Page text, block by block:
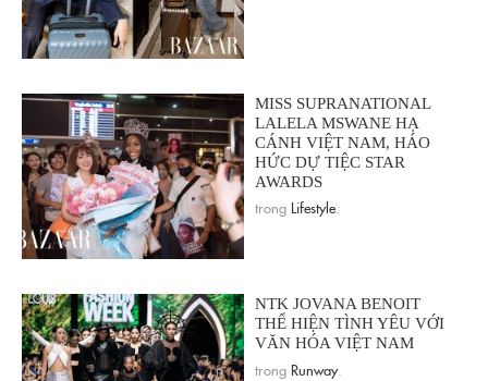
MISS SUPRANATIONAL
LALELA MSWANE HẠ
CÁNH VIỆT NAM, HÁO
HỨC DỰ TIỆC STAR
AWARDS
trong Lifestyle
NTK JOVANA BENOIT
THỂ HIỆN TÌNH YÊU VỚI
VĂN HÓA VIỆT NAM
trong Runway.